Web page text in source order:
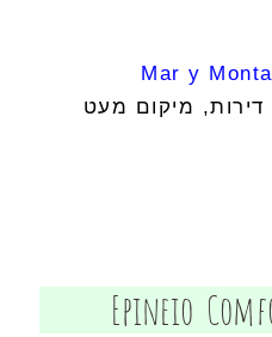
Mar y
דירות, מיקום מעט